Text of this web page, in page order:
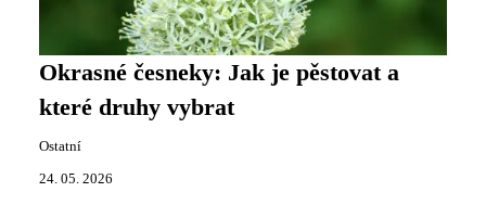
Okrasné česneky: Jak je pěstovat a
které druhy vybrat
Ostatní
24. 05. 2026